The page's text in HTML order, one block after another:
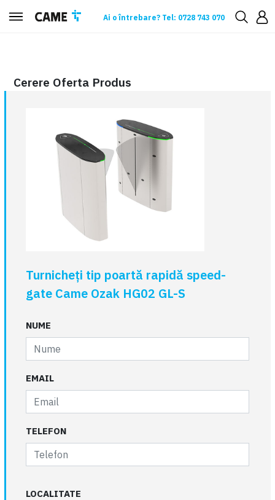
Ai o întrebare? Tel: 0728 743 070
Cerere Oferta Produs
Turnicheți tip poartă rapidă speed-
gate Came Ozak HG02 GL-S
NUME
EMAIL
TELEFON
LOCALITATE